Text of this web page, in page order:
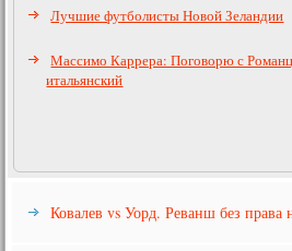
Лучшие футболисты Новой Зеландии
Массимо Каррера: Поговорю с
итальянский
Ковалев vs Уорд. Реванш без права